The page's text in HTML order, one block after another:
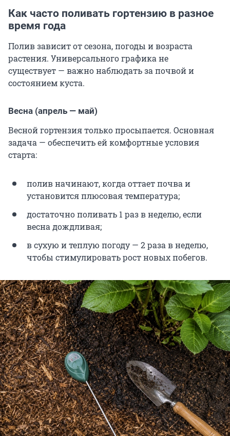
Как часто поливать гортензию в разное
время года
Полив зависит от сезона, погоды и возраста
растения. Универсального графика не
существует — важно наблюдать за почвой и
состоянием куста.
Весна (апрель — май)
Весной гортензия только просыпается. Основная
задача — обеспечить ей комфортные условия
старта:
полив начинают, когда оттает почва и
установится плюсовая температура;
достаточно поливать 1 раз в неделю, если
весна дождливая;
в сухую и теплую погоду — 2 раза в неделю,
чтобы стимулировать рост новых побегов.